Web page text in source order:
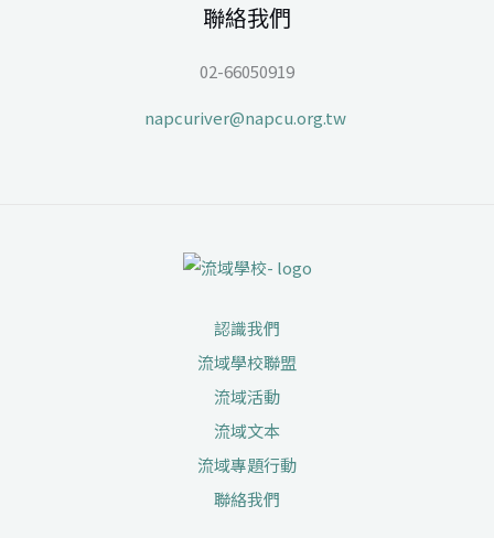
聯絡我們
02-66050919
napcuriver@napcu.org.tw
認識我們
流域學校聯盟
流域活動
流域文本
流域專題行動
聯絡我們